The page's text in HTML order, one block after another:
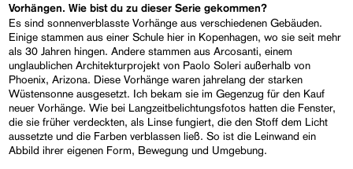
Vorhängen. Wie bist du zu dieser Serie gekommen?
Es sind sonnenverblasste Vorhänge aus verschiedenen Gebäuden.
Einige stammen aus einer Schule hier in Kopenhagen, wo sie seit mehr
als 30 Jahren hingen. Andere stammen aus Arcosanti, einem
unglaublichen Architekturprojekt von Paolo Soleri außerhalb von
Phoenix, Arizona. Diese Vorhänge waren jahrelang der starken
Wüstensonne ausgesetzt. Ich bekam sie im Gegenzug für den Kauf
neuer Vorhänge. Wie bei Langzeitbelichtungsfotos hatten die Fenster,
die sie früher verdeckten, als Linse fungiert, die den Stoff dem Licht
aussetzte und die Farben verblassen ließ. So ist die Leinwand ein
Abbild ihrer eigenen Form, Bewegung und Umgebung.